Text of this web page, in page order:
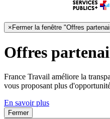
×Fermer la fenêtre "Offres
Offres
France Travail améliore la
vous proposant plus
En savoir plus
Fermer